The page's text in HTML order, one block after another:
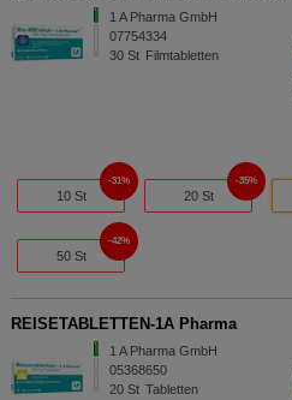
1 A Pharma GmbH
07754334
30 St Filmtabletten
10 St
31%
20 St
35%
50 St
42%
REISETABLETTEN-1A Pharma
1 A Pharma GmbH
05368650
20 St Tabletten